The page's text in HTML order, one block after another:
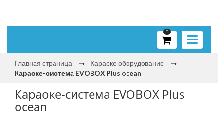
Toggle
0
Главная страница
Караоке оборудование
Караоке-система EVOBOX Plus ocean
Караоке-система EVOBOX Plus
ocean